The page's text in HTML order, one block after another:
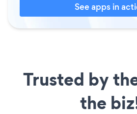
See apps in
Trusted by
the